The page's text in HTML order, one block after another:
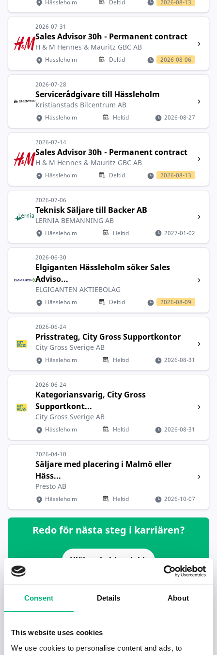
Consent Details About
This website uses cookies
We use cookies to personalise content and ads, to
Hässleholm Deltid 2026-08-13
2026-07-31
Sales Advisor 30h - Permanent contract
H & M Hennes & Mauritz GBC AB
Hässleholm Deltid 2026-08-06
2026-07-28
Servicerådgivare till Hässleholm
Kristianstads Bilcentrum AB
Hässleholm Heltid 2026-08-27
2026-07-14
Sales Advisor 30h - Permanent contract
H & M Hennes & Mauritz GBC AB
Hässleholm Deltid 2026-08-13
2026-07-06
Teknisk Säljare till Backer AB
LERNIA BEMANNING AB
Hässleholm Heltid 2027-01-02
2026-06-30
Elgiganten Hässleholm söker Sales
Adviso...
ELGIGANTEN AKTIEBOLAG
Hässleholm Deltid 2026-08-09
2026-06-24
Prisstrateg, City Gross Supportkontor
City Gross Sverige AB
Hässleholm Heltid 2026-08-31
2026-06-24
Kategoriansvarig, City Gross
Supportkont...
City Gross Sverige AB
Hässleholm Heltid 2026-08-31
2026-04-10
Säljare med placering i Malmö eller
Häss...
Presto AB
Hässleholm Heltid 2026-10-07
Redo för nästa steg i karriären?
Hjälp mig hitta jobb
Rekommenderade jobb inom Försäljning,
Sales Advisor 30h - Permanent contract
H & M Hennes & Mauritz GBC AB